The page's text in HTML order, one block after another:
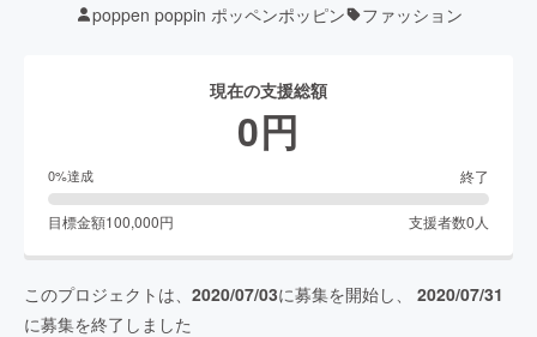
poppen poppin ポッペンポッピン ファッション
現在の支援総額
0円
0%達成 終了
目標金額100,000円 支援者数0 人
このプロジェクトは、 2020/07/03に募集を開始し、 2020/07/31
に募集を終了しました